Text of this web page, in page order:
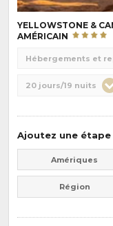
YELLOWSTONE &
AMÉRICAIN
:
Hébergements et
20 jours/19 nuits
Ajoutez une
Amériques
Région